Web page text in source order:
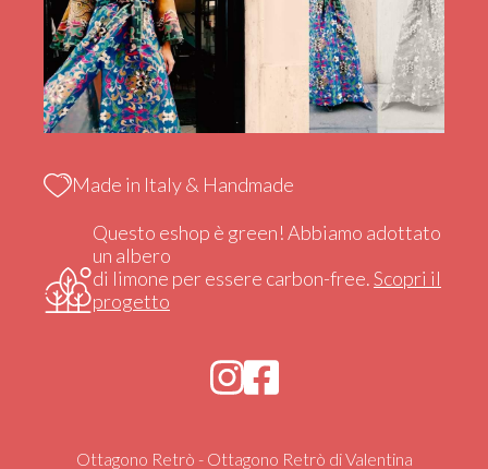
Made in Italy & Handmade
Questo eshop è green! Abbiamo adottato
un albero
di limone per essere carbon-free.Scopri il
progetto
Ottagono Retrò - Ottagono Retrò di Valentina